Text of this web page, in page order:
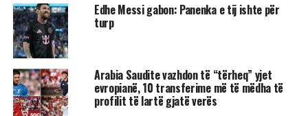
Edhe Messi gabon: Panenka e tij ishte për
turp
Arabia Saudite vazhdon të “tërheq” yjet
evropianë, 10 transferime më të mëdha të
profilit të lartë gjatë verës